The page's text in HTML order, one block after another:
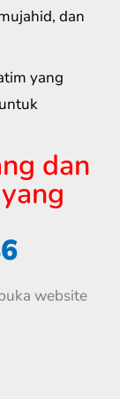
dan
yang
dan
website